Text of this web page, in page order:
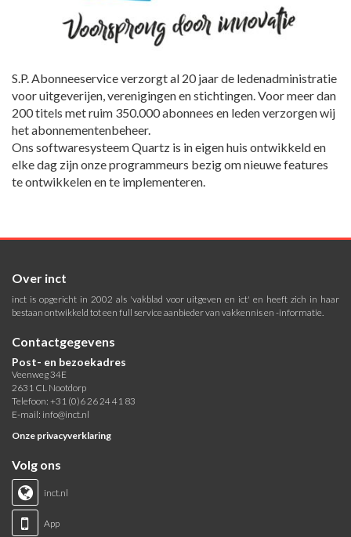
S.P. Abonneeservice verzorgt al 20 jaar de ledenadministratie
voor uitgeverijen, verenigingen en stichtingen. Voor meer dan
200 titels met ruim 350.000 abonnees en leden verzorgen wij
het abonnementenbeheer.
Ons softwaresysteem Quartz is in eigen huis ontwikkeld en
elke dag zijn onze programmeurs bezig om nieuwe features
te ontwikkelen en te implementeren.
Over inct
inct is opgericht in 2002 als 'vakblad voor uitgeven en ict' en heeft zich in haar
bestaan ontwikkeld tot een full service aanbieder van vakkennis en -informatie.
Contactgegevens
Post- en bezoekadres
Veenweg 34E
2631 CL Nootdorp
Telefoon: +31 (0)6 26 24 41 83
E-mail: info@inct.nl
Onze privacyverklaring
Volg ons
inct.nl
App